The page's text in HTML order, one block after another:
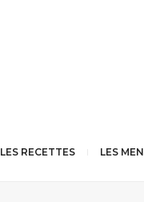
LES RECETTES LES